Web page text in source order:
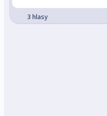
3 hlasy